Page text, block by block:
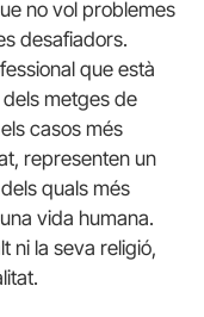
no vol problemes
desafiadors.
que està
dels metges de
casos més
representen un
quals més
vida humana.
ni la seva religió,